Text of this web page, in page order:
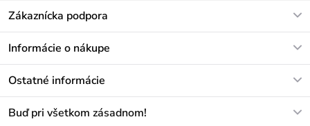
Zákaznícka podpora
info@vuch.sk
Informácie o nákupe
Materiály a údržba
Ostatné informácie
Buď pri všetkom zásadnom!